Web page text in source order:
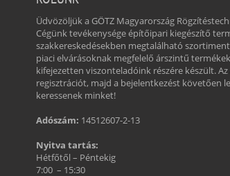
Üdvözöljük a GÖTZ Magyarország
Cégünk tevékenysége építőipari kiegészítő
szakkereskedésekben megtalálható
piaci elvárásoknak megfelelő árszintű
kifejezetten viszonteladóink részére készült.
regisztrációt, majd a bejelentkezést követően
keressenek minket!
Adószám: 14512607-2-13
Nyitva tartás:
Hétfőtől – Péntekig
7:00 – 15:30